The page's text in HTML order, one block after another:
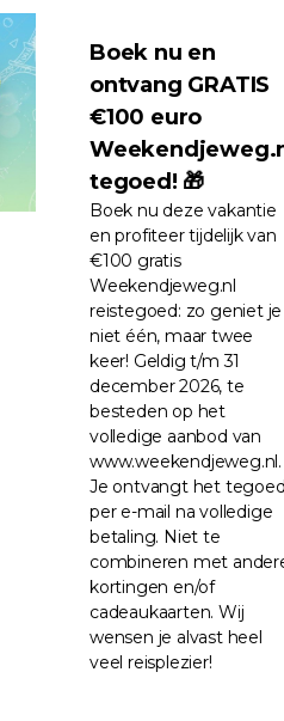
Boek nu en
ontvang GRATIS
€100 euro
tegoed! 🎁
Boek nu deze vakantie
en profiteer tijdelijk van
€100 gratis
Weekendjeweg.nl
reistegoed: zo geniet je
niet één, maar twee
keer! Geldig t/m 31
december 2026, te
besteden op het
volledige aanbod van
www.weekendjeweg.nl.
Je ontvangt het
per e-mail na volledige
betaling. Niet te
combineren met
kortingen en/of
cadeaukaarten. Wij
wensen je alvast heel
veel reisplezier!